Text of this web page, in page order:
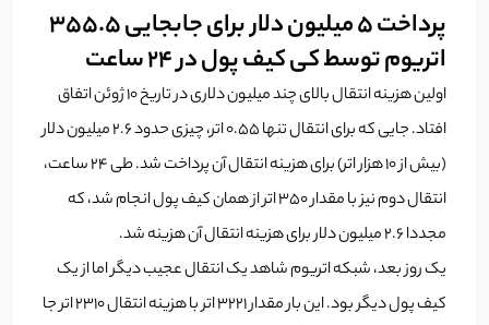
پرداخت 5 میلیون دلار برای جابجایی 355.5
اتریوم توسط کی کیف پول در 24 ساعت
اولین هزینه انتقال بالای چند میلیون دلاری در تاریخ 10 ژوئن اتفاق
افتاد. جایی که برای انتقال تنها 0.55 اتر، چیزی حدود 2.6 میلیون دلار
(بیش از ۱۰ هزار اتر) برای هزینه انتقال آن پرداخت شد. طی 24 ساعت،
انتقال دوم نیز با مقدار 350 اتر از همان کیف پول انجام شد، که
مجددا 2.6 میلیون دلار برای هزینه انتقال آن هزینه شد.
یک روز بعد، شبکه اتریوم شاهد یک انتقال عجیب دیگر اما از یک
کیف پول دیگر بود. این بار مقدار 3221 اتر با هزینه انتقال 2310 اتر جا